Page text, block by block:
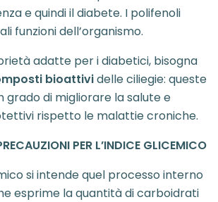
e quindi il diabete. I polifenoli
funzioni dell’organismo.
adatte per i diabetici, bisogna
bioattividelle ciliegie: queste
grado di migliorare la salute e
rispetto le malattie croniche.
PER L’INDICE GLICEMICO
si intende quel processo interno
esprime la quantità di carboidrati